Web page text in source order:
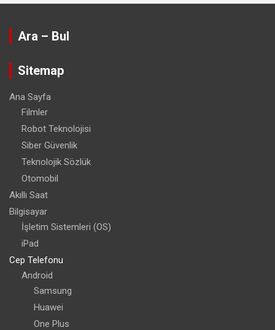
Ara – Bul
Sitemap
Ana Sayfa
Filmler
Robot Teknolojisi
Siber Güvenlik
Teknolojik Sözlük
Otomobil
Akıllı Saat
Bilgisayar
İşletim Sistemleri (OS)
iPad
Cep Telefonu
Android
Samsung
Huawei
One Plus